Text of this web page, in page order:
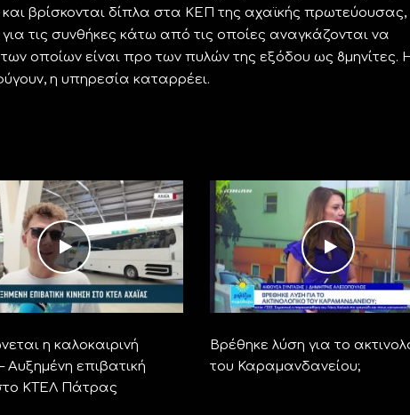
βρίσκονται δίπλα στα ΚΕΠ της αχαϊκής πρωτεύουσας,
τις συνθήκες κάτω από τις οποίες αναγκάζονται να
των οποίων είναι προ των πυλών της εξόδου ως 8μηνίτες.
η υπηρεσία καταρρέει.
η καλοκαιρινή
Αυξημένη επιβατική
ΚΤΕΛ Πάτρας
Βρέθηκε λύση για το
του Καραμανδανείου;